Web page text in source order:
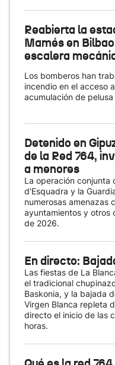
Reabierta la
Mamés en
escalera
Los bomberos han
incendio en el acceso
acumulación de
Detenido en
de la Red 764,
a menores
La operación conjunta
d'Esquadra y la
numerosas amenazas
ayuntamientos y otros
de 2026.
En directo:
Las fiestas de La
el tradicional
Baskonia, y la bajada
Virgen Blanca repleta
directo el inicio de las
horas.